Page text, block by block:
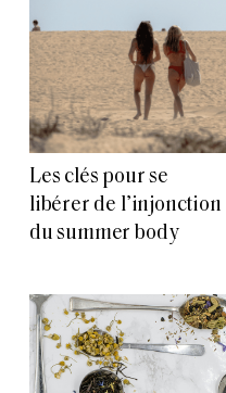
Les clés pour se
libérer de l’injonction
du summer body